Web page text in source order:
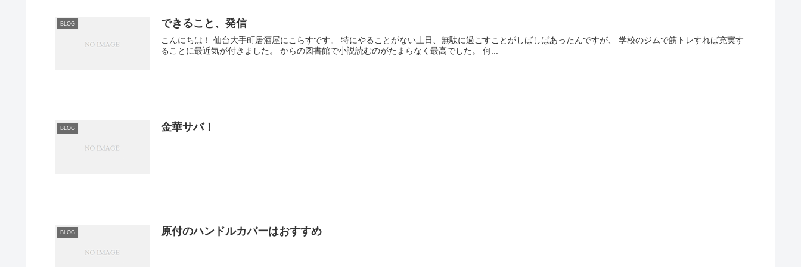
BLOG できること、発信
こんにちは！ 仙台大手町居酒屋にこらすです。 特にやることがない土日、無駄に過ごすことがしばしばあったんですが、 学校のジムで筋トレすれば充実す
ることに最近気が付きました。 からの図書館で小説読むのがたまらなく最高でした。 何...
BLOG 金華サバ！
BLOG 原付のハンドルカバーはおすすめ